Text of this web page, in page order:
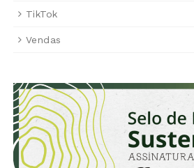
TikTok
Vendas